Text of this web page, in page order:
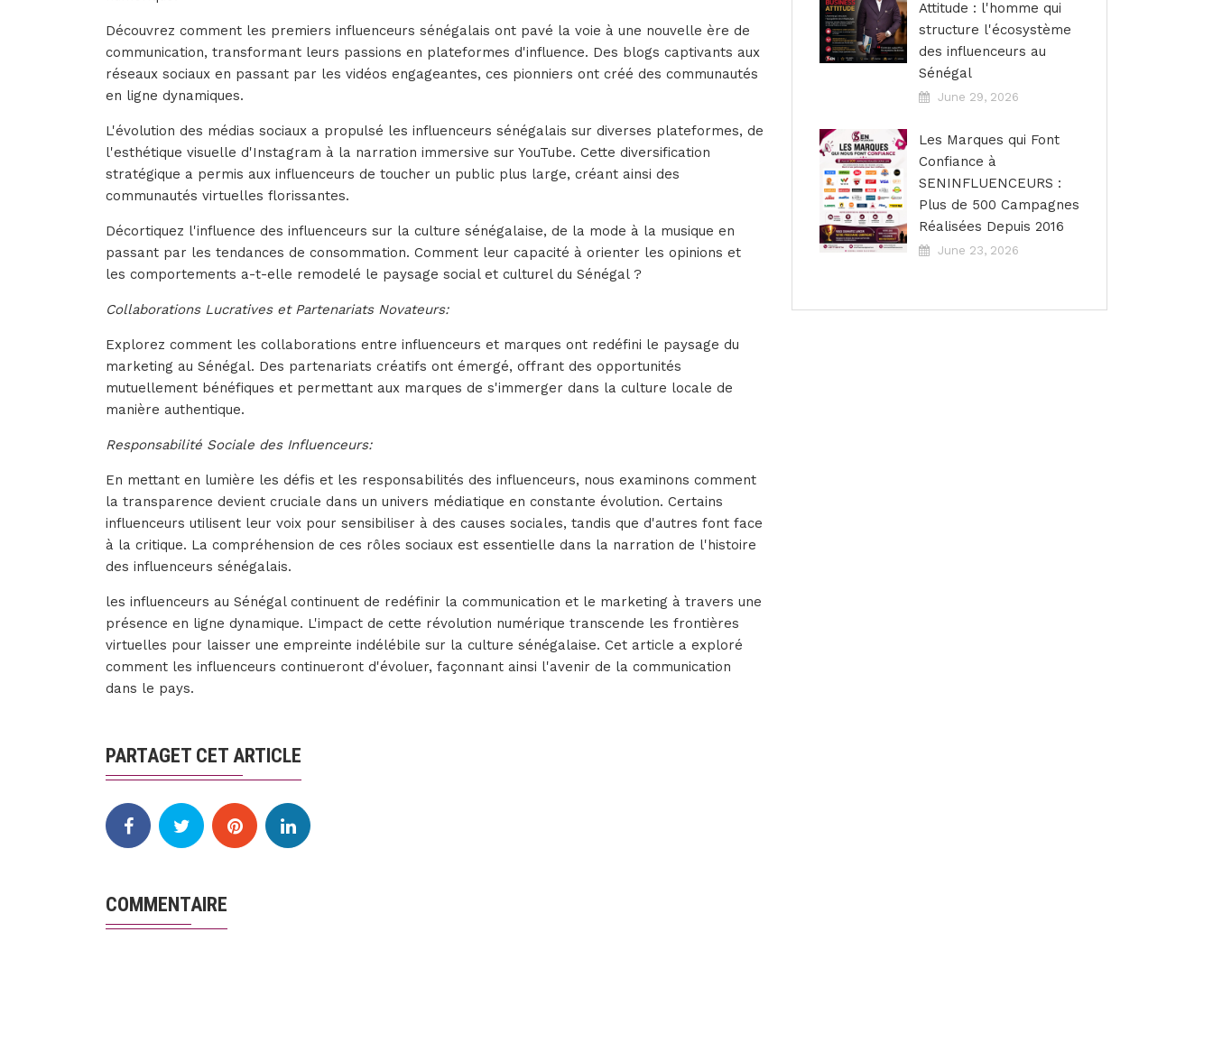
Découvrez comment les premiers influenceurs sénégalais ont pavé la voie à une nouvelle ère de
communication, transformant leurs passions en plateformes d'influence. Des blogs captivants aux
réseaux sociaux en passant par les vidéos engageantes, ces pionniers ont créé des communautés
en ligne dynamiques.
L'évolution des médias sociaux a propulsé les influenceurs sénégalais sur diverses plateformes, de
l'esthétique visuelle d'Instagram à la narration immersive sur YouTube. Cette diversification
stratégique a permis aux influenceurs de toucher un public plus large, créant ainsi des
communautés virtuelles florissantes.
Décortiquez l'influence des influenceurs sur la culture sénégalaise, de la mode à la musique en
passant par les tendances de consommation. Comment leur capacité à orienter les opinions et
les comportements a-t-elle remodelé le paysage social et culturel du Sénégal ?
Collaborations Lucratives et Partenariats Novateurs:
Explorez comment les collaborations entre influenceurs et marques ont redéfini le paysage du
marketing au Sénégal. Des partenariats créatifs ont émergé, offrant des opportunités
mutuellement bénéfiques et permettant aux marques de s'immerger dans la culture locale de
manière authentique.
Responsabilité Sociale des Influenceurs:
En mettant en lumière les défis et les responsabilités des influenceurs, nous examinons comment
la transparence devient cruciale dans un univers médiatique en constante évolution. Certains
influenceurs utilisent leur voix pour sensibiliser à des causes sociales, tandis que d'autres font face
à la critique. La compréhension de ces rôles sociaux est essentielle dans la narration de l'histoire
des influenceurs sénégalais.
les influenceurs au Sénégal continuent de redéfinir la communication et le marketing à travers une
présence en ligne dynamique. L'impact de cette révolution numérique transcende les frontières
virtuelles pour laisser une empreinte indélébile sur la culture sénégalaise. Cet article a exploré
comment les influenceurs continueront d'évoluer, façonnant ainsi l'avenir de la communication
dans le pays.
PARTAGET CET ARTICLE
COMMENTAIRE
Attitude : l'homme qui
structure l'écosystème
des influenceurs au
Sénégal
June 29, 2026
Les Marques qui Font
Confiance à
SENINFLUENCEURS :
Plus de 500 Campagnes
Réalisées Depuis 2016
June 23, 2026